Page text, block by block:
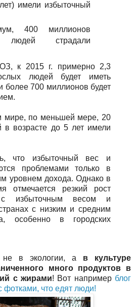
имели избыточный
400 миллионов
людей страдали
к 2015 г. примерно 2,3
людей будет иметь
более 700 миллионов будет
мире, по меньшей мере, 20
в возрасте до 5 лет имели
что избыточный вес и
проблемами только в
уровнем дохода. Однако в
отмечается резкий рост
избыточным весом и
с низким и средним
особенно в городских
не в экологии, а в культуре
много продуктов в
с жирами! Вот например блог
что едят люди!